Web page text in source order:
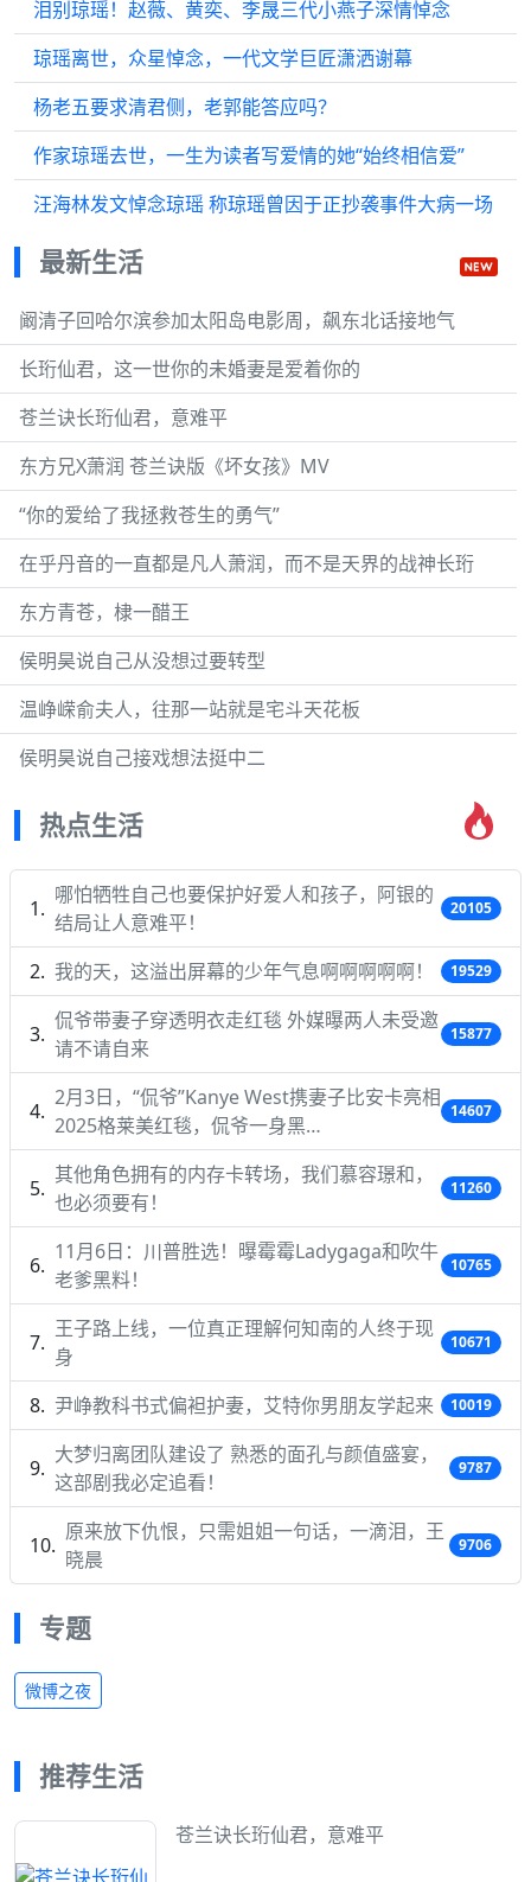
泪别琼瑶！赵薇、黄奕、李晟三代小燕子深情悼念
琼瑶离世，众星悼念，一代文学巨匠潇洒谢幕
杨老五要求清君侧，老郭能答应吗？
作家琼瑶去世，一生为读者写爱情的她“始终相信爱”
汪海林发文悼念琼瑶 称琼瑶曾因于正抄袭事件大病一场
最新生活
阚清子回哈尔滨参加太阳岛电影周，飙东北话接地气
长珩仙君，这一世你的未婚妻是爱着你的
苍兰诀长珩仙君，意难平
东方兄X萧润 苍兰诀版《坏女孩》MV
“你的爱给了我拯救苍生的勇气”
在乎丹音的一直都是凡人萧润，而不是天界的战神长珩
东方青苍，棣一醋王
侯明昊说自己从没想过要转型
温峥嵘俞夫人，往那一站就是宅斗天花板
侯明昊说自己接戏想法挺中二
热点生活
哪怕牺牲自己也要保护好爱人和孩子，阿银的
结局让人意难平！
20105
我的天，这溢出屏幕的少年气息啊啊啊啊啊！ 19529
侃爷带妻子穿透明衣走红毯 外媒曝两人未受邀
请不请自来
15877
2月3日，“侃爷”Kanye West携妻子比安卡亮相
2025格莱美红毯，侃爷一身黑…
14607
其他角色拥有的内存卡转场，我们慕容璟和，
也必须要有！
11260
11月6日：川普胜选！曝霉霉Ladygaga和吹牛
老爹黑料！
10765
王子路上线，一位真正理解何知南的人终于现
身
10671
尹峥教科书式偏袒护妻，艾特你男朋友学起来 10019
大梦归离团队建设了 熟悉的面孔与颜值盛宴，
这部剧我必定追看！
9787
原来放下仇恨，只需姐姐一句话，一滴泪，王
晓晨
9706
专题
微博之夜
推荐生活
苍兰诀长珩仙君，意难平